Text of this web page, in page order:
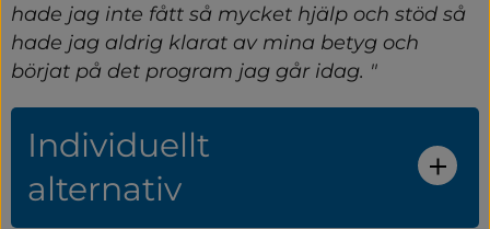
hade jag inte fått så mycket hjälp och stöd så
hade jag aldrig klarat av mina betyg och
börjat på det program jag går idag. "
Individuellt
alternativ